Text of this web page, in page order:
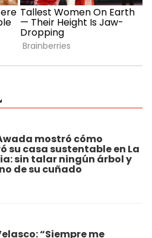
mostró cómo
su casa sustentable en La
sin talar ningún árbol y
de su cuñado
“Siempre me